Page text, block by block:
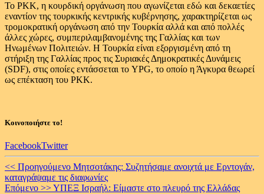
Το PKK, η κουρδική οργάνωση που αγωνίζεται εδώ και δεκαετίες
εναντίον της τουρκικής κεντρικής κυβέρνησης, χαρακτηρίζεται ως
τρομοκρατική οργάνωση από την Τουρκία αλλά και από πολλές
άλλες χώρες, συμπεριλαμβανομένης της Γαλλίας και των
Ηνωμένων Πολιτειών. Η Τουρκία είναι εξοργισμένη από τη
στήριξη της Γαλλίας προς τις Συριακές Δημοκρατικές Δυνάμεις
(SDF), στις οποίες εντάσσεται το YPG, το οποίο η Άγκυρα θεωρεί
ως επέκταση του PKK.
Κοινοποιήστε το!
FacebookTwitter
Continue
Reading
<< Προηγούμενο Μητσοτάκης: Συζητήσαμε ανοιχτά με Ερντογάν,
καταγράψαμε τις διαφωνίες
Επόμενο >>ΥΠΕΞ Ισραήλ: Είμαστε στο πλευρό της Ελλάδας